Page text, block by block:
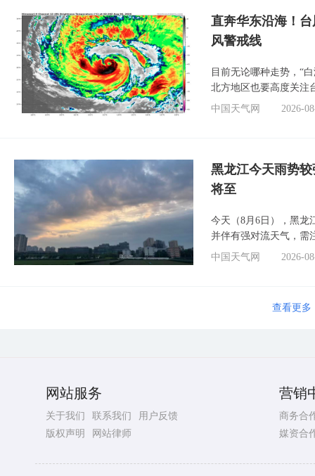
直奔华东沿海！
风警戒线
目前无论哪种走势，“
北方地区也要高度关注
中国天气网
2026-
黑龙江今天雨势
将至
今天（8月6日），黑龙
并伴有强对流天气，需
中国天气网
2026-
查看更多
网站服务
关于我们 联系我们
用户反馈
版权声明
网站律师
营销
商务合
媒资合